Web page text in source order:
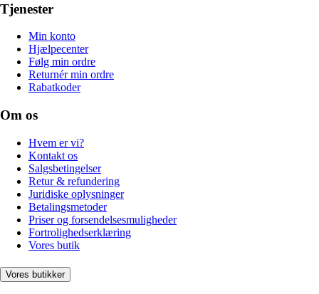
Tjenester
Min konto
Hjælpecenter
Følg min ordre
Returnér min ordre
Rabatkoder
Om os
Hvem er vi?
Kontakt os
Salgsbetingelser
Retur & refundering
Juridiske oplysninger
Betalingsmetoder
Priser og forsendelsesmuligheder
Fortrolighedserklæring
Vores butik
Vores butikker